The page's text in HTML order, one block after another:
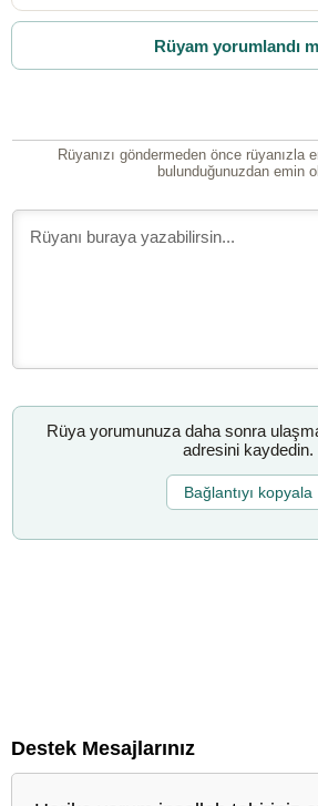
Rüyam yorumlandı
Rüyanızı göndermeden önce rüyanızla
bulunduğunuzdan emin
Rüya yorumunuza daha sonra
adresini kaydedin.
Bağlantıyı kopyala
Destek Mesajlarınız